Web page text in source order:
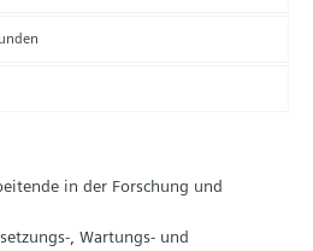
in der Forschung und
, Wartungs- und